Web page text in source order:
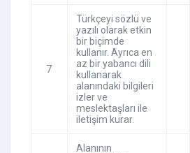
7
Türkçeyi sözlü ve
yazılı olarak etkin
bir biçimde
kullanır. Ayrıca en
az bir yabancı dili
kullanarak
alanındaki bilgileri
izler ve
meslektaşları ile
iletişim kurar.
Alanının